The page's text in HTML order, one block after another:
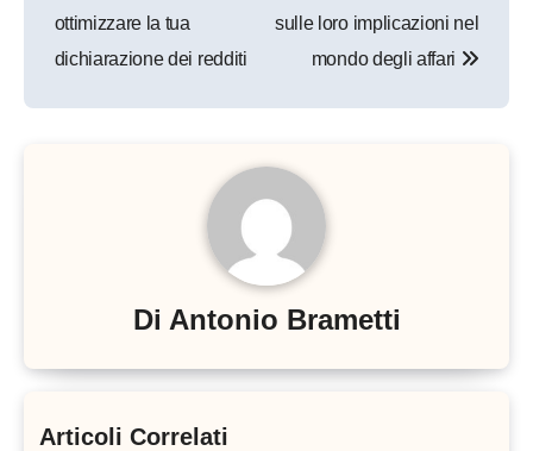
ottimizzare la tua
dichiarazione dei redditi
sulle loro implicazioni nel
mondo degli affari
Di Antonio Brametti
Articoli Correlati